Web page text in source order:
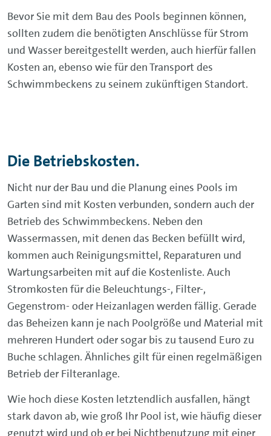
Bevor Sie mit dem Bau des Pools beginnen können,
sollten zudem die benötigten Anschlüsse für Strom
und Wasser bereitgestellt werden, auch hierfür fallen
Kosten an, ebenso wie für den Transport des
Schwimmbeckens zu seinem zukünftigen Standort.
Die Betriebskosten.
Nicht nur der Bau und die Planung eines Pools im
Garten sind mit Kosten verbunden, sondern auch der
Betrieb des Schwimmbeckens. Neben den
Wassermassen, mit denen das Becken befüllt wird,
kommen auch Reinigungsmittel, Reparaturen und
Wartungsarbeiten mit auf die Kostenliste. Auch
Stromkosten für die Beleuchtungs-, Filter-,
Gegenstrom- oder Heizanlagen werden fällig. Gerade
das Beheizen kann je nach Poolgröße und Material mit
mehreren Hundert oder sogar bis zu tausend Euro zu
Buche schlagen. Ähnliches gilt für einen regelmäßigen
Betrieb der Filteranlage.
Wie hoch diese Kosten letztendlich ausfallen, hängt
stark davon ab, wie groß Ihr Pool ist, wie häufig dieser
genutzt wird und ob er bei Nichtbenutzung mit einer